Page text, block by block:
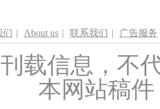
们 | About us | 联系我们 | 广告服务
载信息，不
本网站稿